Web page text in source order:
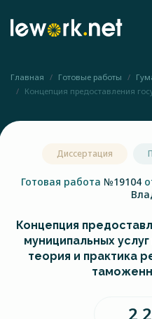
Главная Готовые работы
Концепция предоставления
Диссертация
Готовая работа №19104
Концепция
муниципальных
теория и практика
2